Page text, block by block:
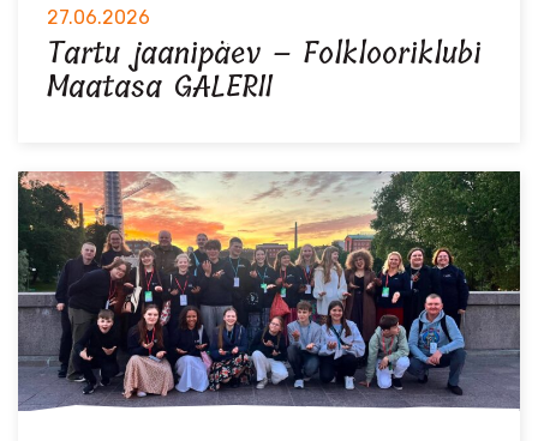
27.06.2026
Tartu jaanipäev – Folklooriklubi
Maatasa GALERII